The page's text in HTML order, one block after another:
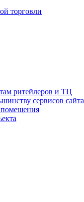
торговли
ритейлеров и ТЦ
сервисов сайта
помещения